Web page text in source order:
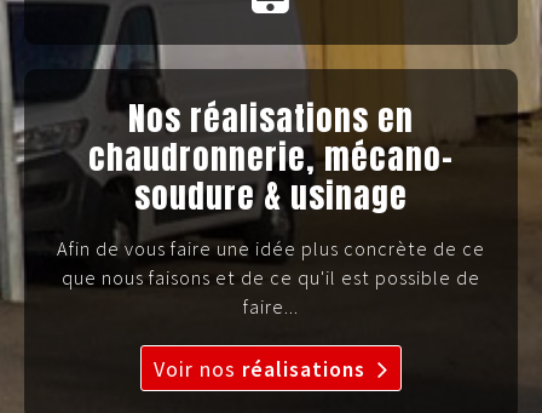
Nos réalisations en
chaudronnerie, mécano-
soudure & usinage
Afin de vous faire une idée plus concrète de ce
que nous faisons et de ce qu'il est possible de
faire...
Voir nos réalisations